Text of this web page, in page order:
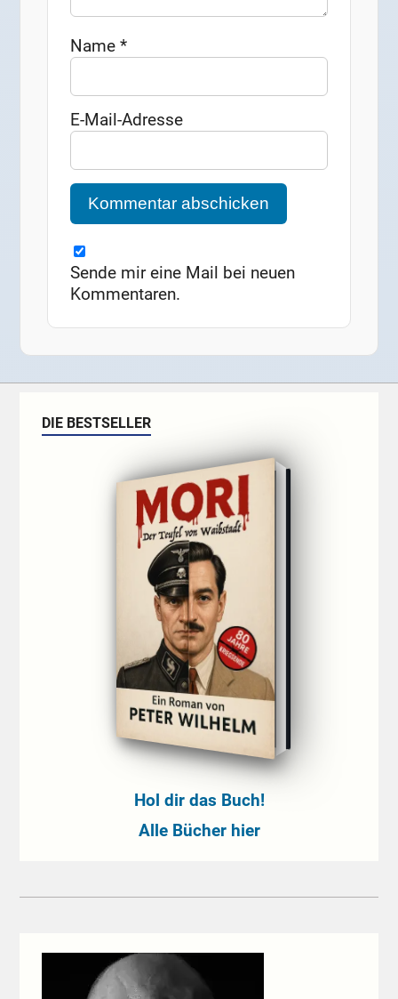
Name*
E-Mail-Adresse
Sende mir eine Mail bei neuen
Kommentaren.
DIE BESTSELLER
Hol dir das Buch!
Alle Bücher hier